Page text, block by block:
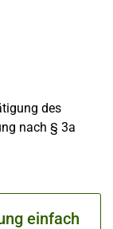
des
nach § 3a
einfach